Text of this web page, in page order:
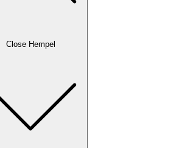
Close Hempel